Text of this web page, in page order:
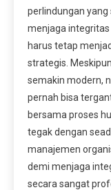
perlindungan
menjaga
harus tetap
strategis.
semakin modern,
pernah bisa
bersama proses
tegak dengan
manajemen
demi menjaga
secara sangat